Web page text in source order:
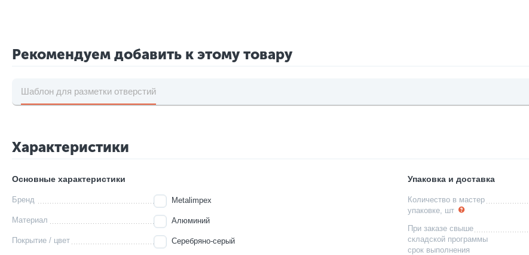
Рекомендуем добавить к этому товару
Шаблон для разметки отверстий
Характеристики
Основные характеристики
Бренд Metalimpex
Материал Алюминий
Покрытие / цвет Серебряно-серый
Упаковка и доставка
Количество в мастер
упаковке, шт
При заказе свыше
складской программы
срок выполнения